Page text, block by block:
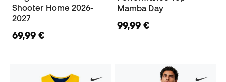
Shooter Home 2026-
2027
69,99 €
Mamba Day
99,99 €